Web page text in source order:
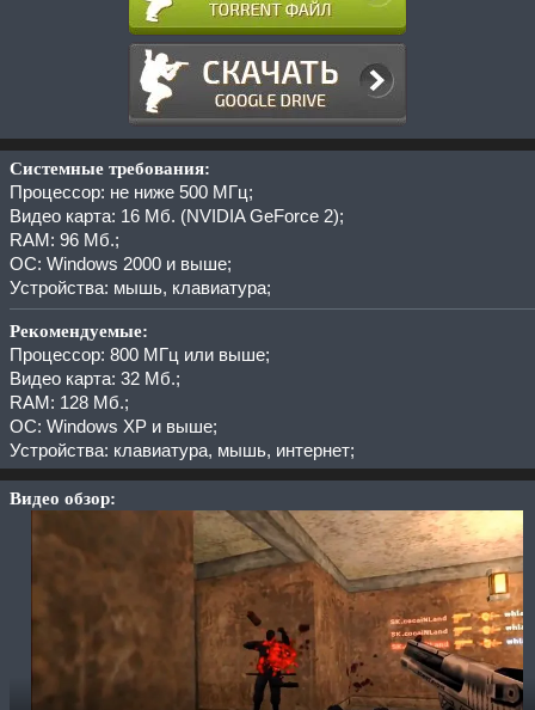
Системные требования:
Процессор: не ниже 500 МГц;
Видео карта: 16 Мб. (NVIDIA GeForce 2);
RAM: 96 Мб.;
ОС: Windows 2000 и выше;
Устройства: мышь, клавиатура;
Рекомендуемые:
Процессор: 800 МГц или выше;
Видео карта: 32 Мб.;
RAM: 128 Мб.;
ОС: Windows XP и выше;
Устройства: клавиатура, мышь, интернет;
Видео обзор: